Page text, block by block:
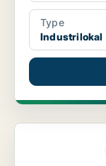
Type
Industrilokal